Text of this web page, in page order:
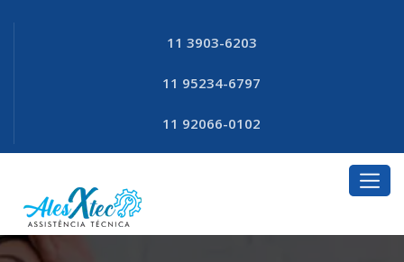
11 3903-6203
11 95234-6797
11 92066-0102